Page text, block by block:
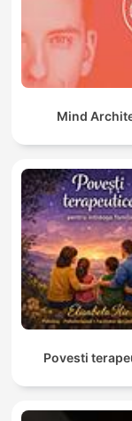
Mind
Povesti